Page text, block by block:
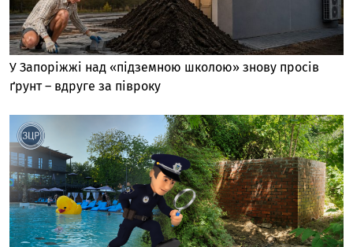
У Запоріжжі над «підземною школою» знову просів
ґрунт – вдруге за півроку